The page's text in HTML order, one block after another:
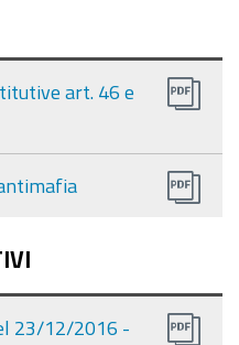
art. 46 e
23/12/2016 -